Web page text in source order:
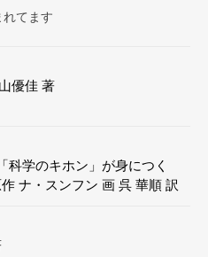
れてます
優佳 著
科学のキホン」が身につく
ナ・スンフン 画 呉 華順 訳